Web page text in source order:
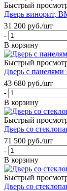
Быстрый
Дверь винорит,
31 200 руб./шт
-
В корзину
Быстрый
Дверь с
43 680 руб./шт
-
В корзину
Быстрый
Дверь со
71 500 руб./шт
-
В корзину
Быстрый
Дверь со